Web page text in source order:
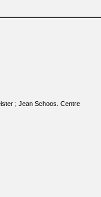
; Jean Schoos. Centre